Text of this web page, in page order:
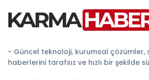
- Güncel teknoloji, kurumsal çözümler,
haberlerini tarafsız ve hızlı bir şekilde